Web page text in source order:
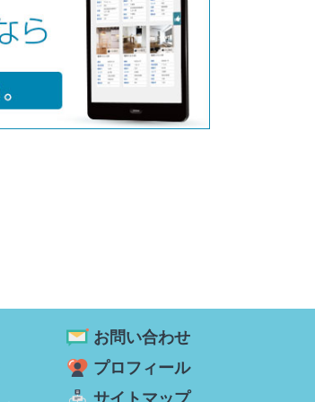
お問い合わせ
プロフィール
サイトマップ